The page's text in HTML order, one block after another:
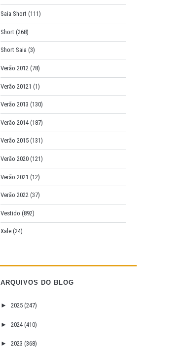
Saia Short (111)
Short (268)
Short Saia (3)
Verão 2012 (78)
Verão 20121 (1)
Verão 2013 (130)
Verão 2014 (187)
Verão 2015 (131)
Verão 2020 (121)
Verão 2021 (12)
Verão 2022 (37)
Vestido (892)
Xale (24)
ARQUIVOS DO BLOG
► 2025 (247)
► 2024 (410)
► 2023 (368)